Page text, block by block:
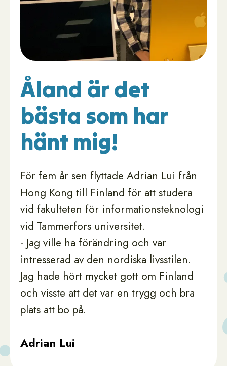
Åland är det
bästa som har
hänt mig!
För fem år sen flyttade Adrian Lui från
Hong Kong till Finland för att studera
vid fakulteten för informationsteknologi
vid Tammerfors universitet.
- Jag ville ha förändring och var
intresserad av den nordiska livsstilen.
Jag hade hört mycket gott om Finland
och visste att det var en trygg och bra
plats att bo på.
Adrian Lui